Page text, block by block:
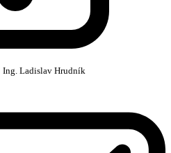
Ing. Ladislav Hrudník